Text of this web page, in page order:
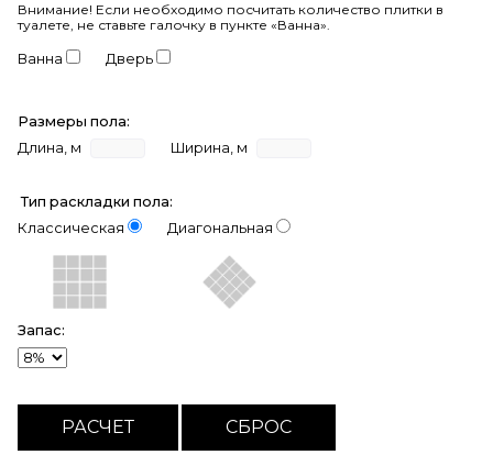
Внимание! Если необходимо посчитать количество плитки в
туалете, не ставьте галочку в пункте «Ванна».
Ванна Дверь
Размеры пола:
Длина, м
Ширина, м
Тип раскладки пола:
Классическая
Диагональная
Запас: